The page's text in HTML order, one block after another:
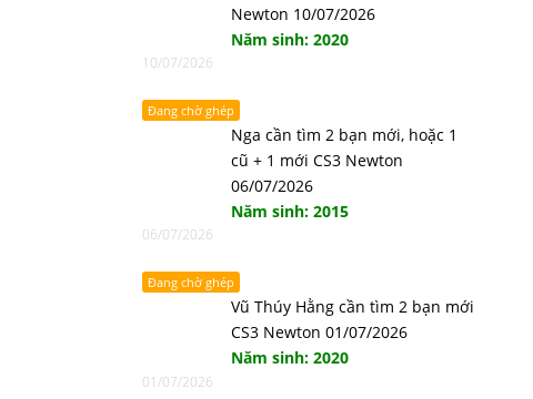
Newton 10/07/2026
Năm sinh: 2020
10/07/2026
Đang chờ ghép
Nga cần tìm 2 bạn mới, hoặc 1
cũ + 1 mới CS3 Newton
06/07/2026
Năm sinh: 2015
06/07/2026
Đang chờ ghép
Vũ Thúy Hằng cần tìm 2 bạn mới
CS3 Newton 01/07/2026
Năm sinh: 2020
01/07/2026